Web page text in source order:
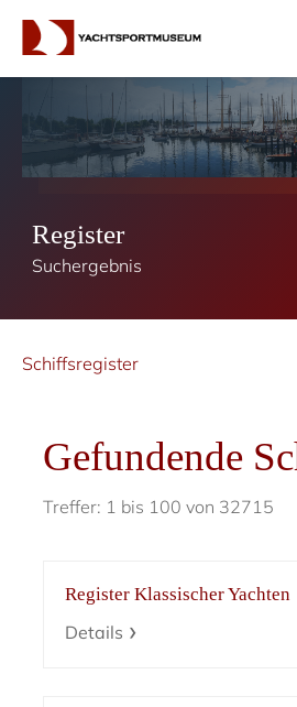
Register
Suchergebnis
Schiffsregister
Gefundende
Treffer: 1 bis 100 von 32715
Register Klassischer Yachten
Details